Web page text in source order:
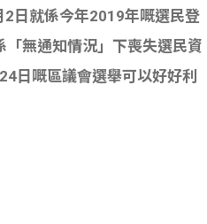
日就係今年2019年嘅選民登
無通知情況」下喪失選民資
日嘅區議會選舉可以好好利